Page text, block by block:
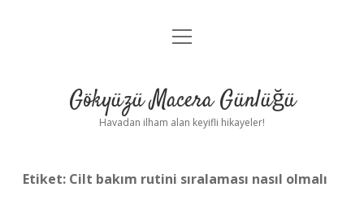
Anasayfa
Yasal Uyarı
menüyü
Gökyüzü Macera Günlüğü
Havadan ilham alan keyifli hikayeler!
Etiket: Cilt bakım rutini sıralaması nasıl olmalı